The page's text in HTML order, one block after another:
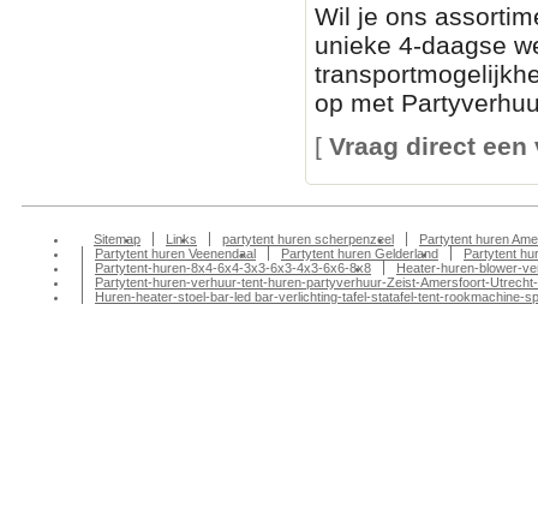
Wil je ons
unieke 4-daagse
op met
[ Vraag direct
Sitemap Links partytent huren scherpenzeel
Partytent huren
Partytent huren Veenendaal
Partytent huren Gelderland
Partytent
Partytent-huren-8x4-6x4-3x3-6x3-4x3-6x6-8x8
Heater-huren-blower-
Partytent-huren-verhuur-tent-huren-partyverhuur-Zeist-Amersfoort-
Huren-heater-stoel-bar-led bar-verlichting-tafel-statafel-tent-